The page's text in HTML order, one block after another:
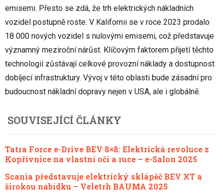
emisemi. Přesto se zdá, že trh elektrických nákladních
vozidel postupně roste. V Kalifornii se v roce 2023 prodalo
18 000 nových vozidel s nulovými emisemi, což představuje
významný meziroční nárůst. Klíčovým faktorem přijetí těchto
technologií zůstávají celkové provozní náklady a dostupnost
dobíjecí infrastruktury. Vývoj v této oblasti bude zásadní pro
budoucnost nákladní dopravy nejen v USA, ale i globálně.
SOUVISEJÍCÍ ČLÁNKY
Tatra Force e-Drive BEV 8×8: Elektrická revoluce z
Kopřivnice na vlastní oči a ruce – e-Salon 2025
Scania představuje elektrický sklápěč BEV XT a
širokou nabídku – Veletrh BAUMA 2025